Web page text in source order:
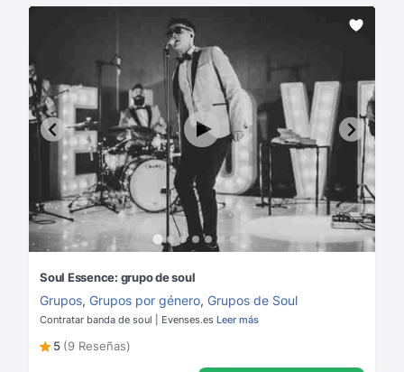
Soul Essence: grupo de soul
Grupos, Grupos por género, Grupos de Soul
Contratar banda de soul | Evenses.es Leer más
5 (9 Reseñas)